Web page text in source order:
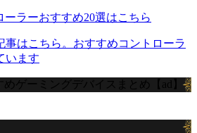
ーラーおすすめ20選はこちら
事はこちら。おすすめコントローラ
います
めゲーミングデバイスまとめ【ad】